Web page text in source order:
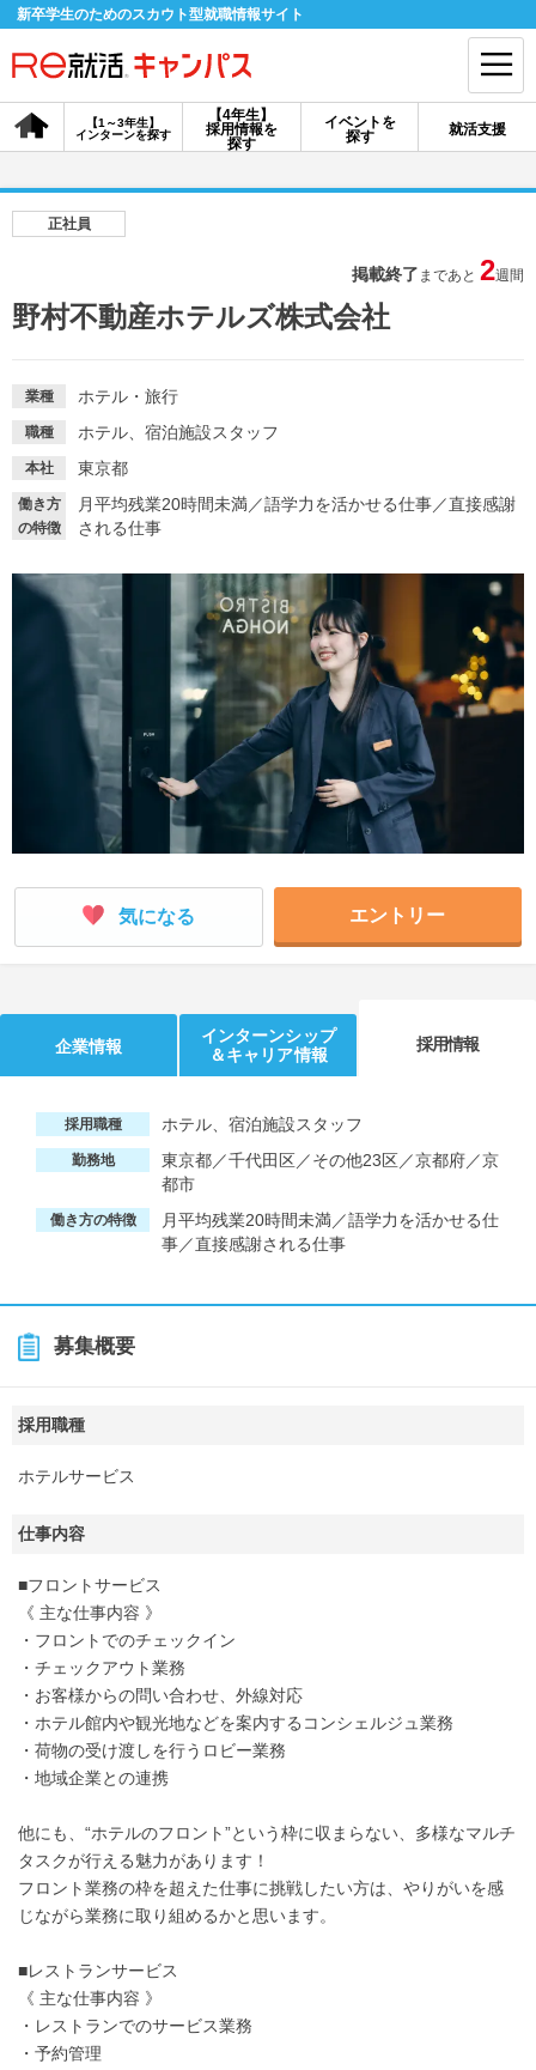
新卒学生のためのスカウト型就職情報サイト
【4年生】
採用情報を
探す
【1～3年生】
インターンを探す
イベントを
探す
就活支援
会員登録 ログイン
イベントを探す スカウト
就活ノウハウ・サポート
就活支援
就活ノウハウが満載！
就活コラム
お役立ち記事・相談室など
適職診断
あなたに合う仕事を診断！
就活チャンネル
動画で対策講座をチェック
就活ニュースペーパー
就活時事ニュースを更新
よくある質問
不明点があればこちら
正社員
掲載終了 まであと 2週間
野村不動産ホテルズ株式会社
業種 ホテル・旅行
職種 ホテル、宿泊施設スタッフ
本社 東京都
働き方
の特徴
月平均残業20時間未満／語学力を活かせる仕事／直接感謝
される仕事
気になる エントリー
企業情報
インターンシップ
＆キャリア情報
採用情報
採用職種 ホテル、宿泊施設スタッフ
勤務地
東京都／千代田区／その他23区／京都府／京
都市
働き方の特徴
月平均残業20時間未満／語学力を活かせる仕
事／直接感謝される仕事
募集概要
採用職種
ホテルサービス
仕事内容
■フロントサービス
《 主な仕事内容 》
・フロントでのチェックイン
・チェックアウト業務
・お客様からの問い合わせ、外線対応
・ホテル館内や観光地などを案内するコンシェルジュ業務
・荷物の受け渡しを行うロビー業務
・地域企業との連携
他にも、“ホテルのフロント”という枠に収まらない、多様なマルチ
タスクが行える魅力があります！
フロント業務の枠を超えた仕事に挑戦したい方は、やりがいを感
じながら業務に取り組めるかと思います。
■レストランサービス
《 主な仕事内容 》
・レストランでのサービス業務
・予約管理